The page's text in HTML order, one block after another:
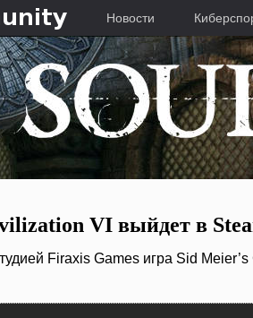
Новости
VI выйдет в
Firaxis Games игра Sid